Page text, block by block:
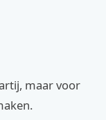
maar voor